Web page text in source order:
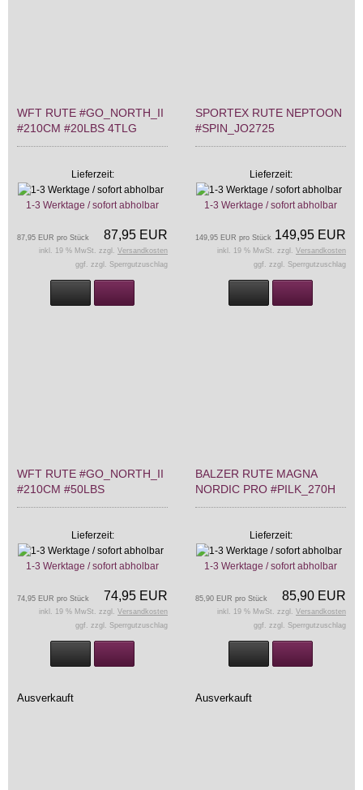
WFT RUTE #GO_NORTH_II
#210CM #20LBS 4TLG
Lieferzeit:
1-3 Werktage / sofort abholbar
87,95 EUR
87,95 EUR pro Stück
inkl. 19 % MwSt. zzgl. Versandkosten
ggf. zzgl. Sperrgutzuschlag
SPORTEX RUTE NEPTOON
#SPIN_JO2725
Lieferzeit:
1-3 Werktage / sofort abholbar
149,95 EUR
149,95 EUR pro Stück
inkl. 19 % MwSt. zzgl. Versandkosten
ggf. zzgl. Sperrgutzuschlag
WFT RUTE #GO_NORTH_II
#210CM #50LBS
Lieferzeit:
1-3 Werktage / sofort abholbar
74,95 EUR
74,95 EUR pro Stück
inkl. 19 % MwSt. zzgl. Versandkosten
ggf. zzgl. Sperrgutzuschlag
BALZER RUTE MAGNA
NORDIC PRO #PILK_270H
Lieferzeit:
1-3 Werktage / sofort abholbar
85,90 EUR
85,90 EUR pro Stück
inkl. 19 % MwSt. zzgl. Versandkosten
ggf. zzgl. Sperrgutzuschlag
Ausverkauft Ausverkauft